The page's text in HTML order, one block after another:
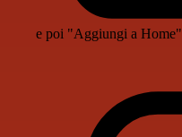
e poi "Aggiungi a Home"